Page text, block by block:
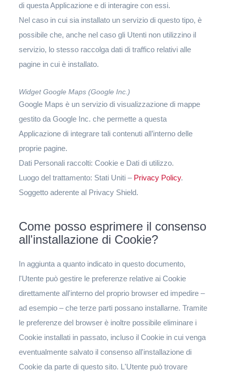
di questa Applicazione e di interagire con essi.
Nel caso in cui sia installato un servizio di questo tipo, è
possibile che, anche nel caso gli Utenti non utilizzino il
servizio, lo stesso raccolga dati di traffico relativi alle
pagine in cui è installato.
Widget Google Maps (Google Inc.)
Google Maps è un servizio di visualizzazione di mappe
gestito da Google Inc. che permette a questa
Applicazione di integrare tali contenuti all’interno delle
proprie pagine.
Dati Personali raccolti: Cookie e Dati di utilizzo.
Luogo del trattamento: Stati Uniti – Privacy Policy.
Soggetto aderente al Privacy Shield.
Come posso esprimere il consenso
all'installazione di Cookie?
In aggiunta a quanto indicato in questo documento,
l'Utente può gestire le preferenze relative ai Cookie
direttamente all'interno del proprio browser ed impedire –
ad esempio – che terze parti possano installarne. Tramite
le preferenze del browser è inoltre possibile eliminare i
Cookie installati in passato, incluso il Cookie in cui venga
eventualmente salvato il consenso all'installazione di
Cookie da parte di questo sito. L'Utente può trovare